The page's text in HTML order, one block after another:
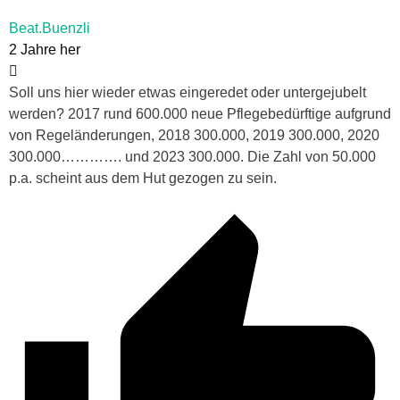
Beat.Buenzli
2 Jahre her
Soll uns hier wieder etwas eingeredet oder untergejubelt
werden? 2017 rund 600.000 neue Pflegebedürftige aufgrund
von Regeländerungen, 2018 300.000, 2019 300.000, 2020
300.000…………. und 2023 300.000. Die Zahl von 50.000
p.a. scheint aus dem Hut gezogen zu sein.